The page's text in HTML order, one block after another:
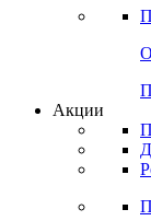
Акции